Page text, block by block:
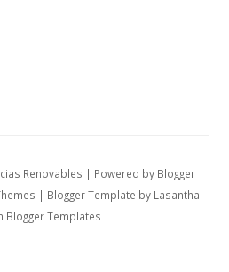
Renovables | Powered by Blogger
| Blogger Template by Lasantha -
Blogger Templates